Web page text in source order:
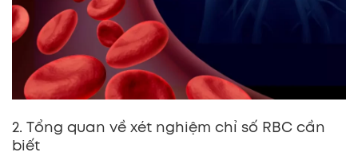
2. Tổng quan về xét nghiệm chỉ số RBC cần
biết